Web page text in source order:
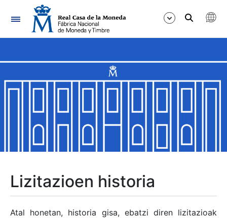
Nabigazioa
Erakutsi/Ezkutatu
Erakutsi/Ezkutatu
Erakutsi/Ezkutatu
Erakutsi/Ezkutatu
Lizitazioen historia
Atal honetan, historia gisa, ebatzi diren lizitazioak